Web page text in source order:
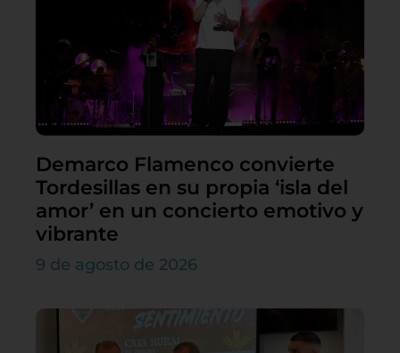
Demarco Flamenco convierte
Tordesillas en su propia ‘isla del
amor’ en un concierto emotivo y
vibrante
9 de agosto de 2026